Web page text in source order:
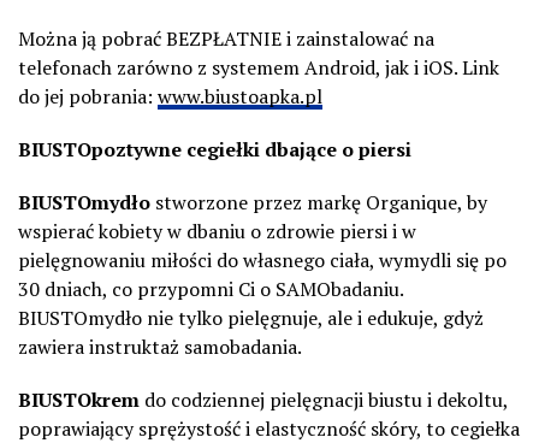
Można ją pobrać BEZPŁATNIE i zainstalować na
telefonach zarówno z systemem Android, jak i iOS. Link
do jej pobrania: www.biustoapka.pl
BIUSTOpoztywne cegiełki dbające o piersi
BIUSTOmydło stworzone przez markę Organique, by
wspierać kobiety w dbaniu o zdrowie piersi i w
pielęgnowaniu miłości do własnego ciała, wymydli się po
30 dniach, co przypomni Ci o SAMObadaniu.
BIUSTOmydło nie tylko pielęgnuje, ale i edukuje, gdyż
zawiera instruktaż samobadania.
BIUSTOkrem do codziennej pielęgnacji biustu i dekoltu,
poprawiający sprężystość i elastyczność skóry, to cegiełka